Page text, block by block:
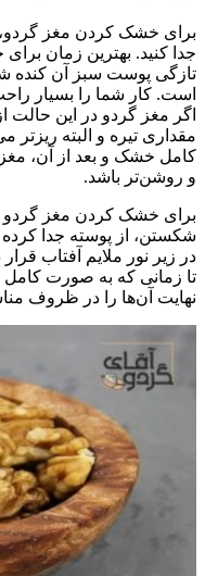
برای خشک کردن مغز گردو،
جدا کنید. بهترین زمان
تازگی پوست سبز آن کنده
است. کار شما را بسیار
اگر مغز گردو در این
مقداری تیره و البته
کامل خشک و بعد از آن،
و روشن‌تر باشد.
برای خشک کردن مغز گردو
شکستن، از پوسته جدا کرده
در زیر نور ملایم آفتاب قرار
تا زمانی که به صورت
نهایت آن‌ها را در ظروف